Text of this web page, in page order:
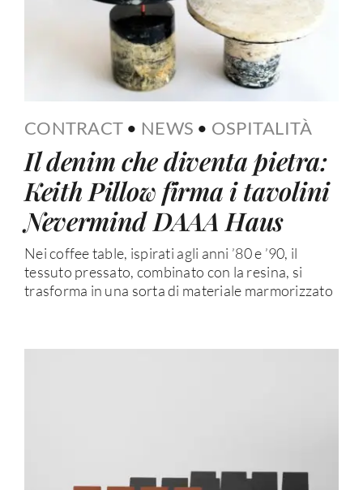
CONTRACT • NEWS • OSPITALITÀ
Il denim che diventa pietra:
Keith Pillow firma i tavolini
Nevermind DAAA Haus
Nei coffee table, ispirati agli anni ’80 e ’90, il
tessuto pressato, combinato con la resina, si
trasforma in una sorta di materiale marmorizzato